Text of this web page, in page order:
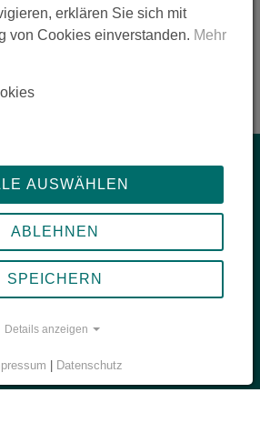
"Reiseziel Erfahrung"
entdecken fremde Kulturen"
erklären Sie sich mit
von Cookies einverstanden. Mehr
AUSWÄHLEN
ABLEHNEN
SPEICHERN
Details anzeigen
Datenschutz